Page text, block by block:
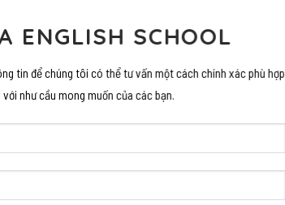
ENGLISH SCHOOL
tin để chúng tôi có thể tư vấn một cách chính xác phù hợp
với như cầu mong muốn của các bạn.